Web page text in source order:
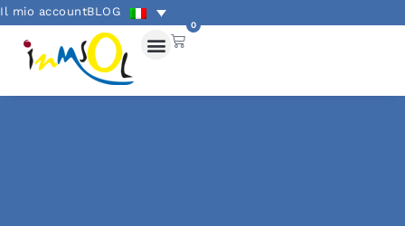
Il mio accountBLOG
0